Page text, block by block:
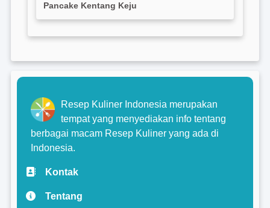
Pancake Kentang Keju
Resep Kuliner Indonesia merupakan
tempat yang menyediakan info tentang
berbagai macam Resep Kuliner yang ada di
Indonesia.
Kontak
Tentang